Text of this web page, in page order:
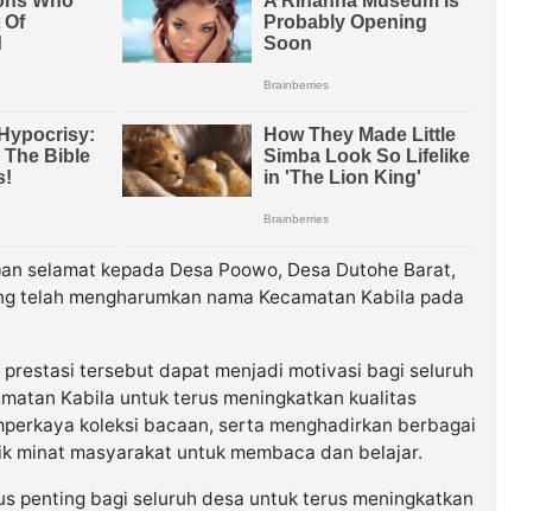
selamat kepada Desa Poowo, Desa Dutohe Barat,
telah mengharumkan nama Kecamatan Kabila pada
tersebut dapat menjadi motivasi bagi seluruh
Kabila untuk terus meningkatkan kualitas
koleksi bacaan, serta menghadirkan berbagai
minat masyarakat untuk membaca dan belajar.
penting bagi seluruh desa untuk terus meningkatkan